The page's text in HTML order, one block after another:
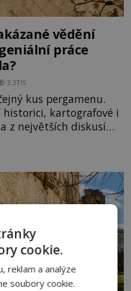
vědění
práce
3.3TIS
kus pergamenu.
historici, kartografové i
z největších diskusí
admirál Piri Reis roku
překvapuje
nebo dokonce
jejím objevením.
cookie.
reklam a analýze
soubory cookie.